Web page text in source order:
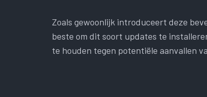
Zoals gewoonlijk introduceert deze
beste om dit soort updates te
te houden tegen potentiële aanvallen